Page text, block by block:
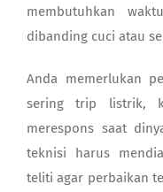
membutuhkan
dibanding cuci atau
Anda memerlukan
sering trip listrik,
merespons saat
teknisi harus
teliti agar perbaikan